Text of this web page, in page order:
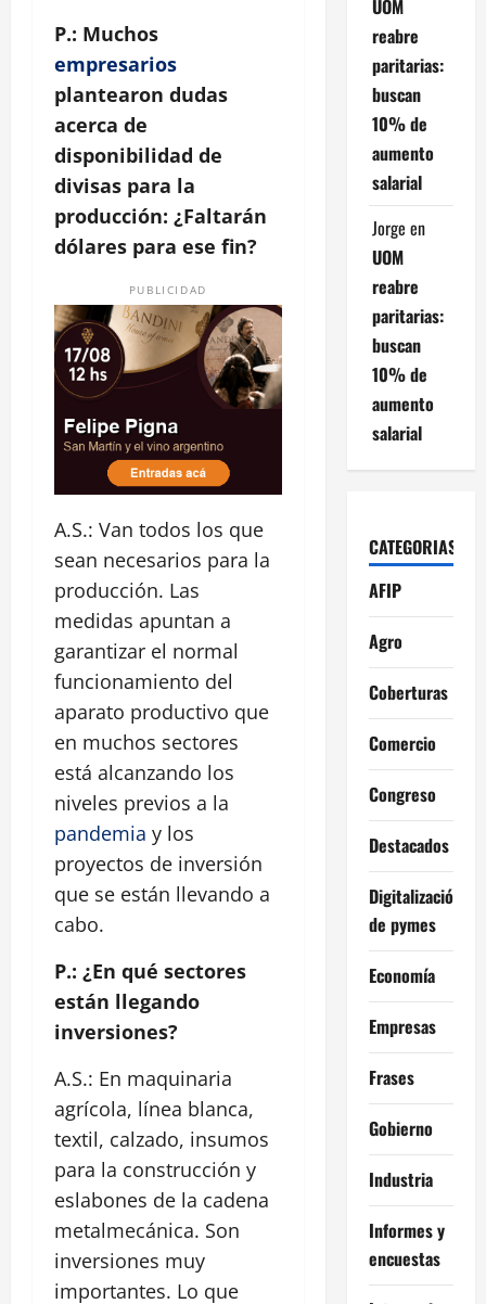
P.: Muchos
empresarios
plantearon dudas
acerca de
disponibilidad de
divisas para la
producción: ¿Faltarán
dólares para ese fin?
PUBLICIDAD
A.S.: Van todos los que
sean necesarios para la
producción. Las
medidas apuntan a
garantizar el normal
funcionamiento del
aparato productivo que
en muchos sectores
está alcanzando los
niveles previos a la
pandemia y los
proyectos de inversión
que se están llevando a
cabo.
P.: ¿En qué sectores
están llegando
inversiones?
A.S.: En maquinaria
agrícola, línea blanca,
textil, calzado, insumos
para la construcción y
eslabones de la cadena
metalmecánica. Son
inversiones muy
importantes. Lo que
UOM
reabre
paritarias:
buscan
10% de
aumento
salarial
Jorge en
UOM
reabre
paritarias:
buscan
10% de
aumento
salarial
CATEGORIAS
AFIP
Agro
Coberturas
Comercio
Congreso
Destacados
Digitalización
de pymes
Economía
Empresas
Frases
Gobierno
Industria
Informes y
encuestas